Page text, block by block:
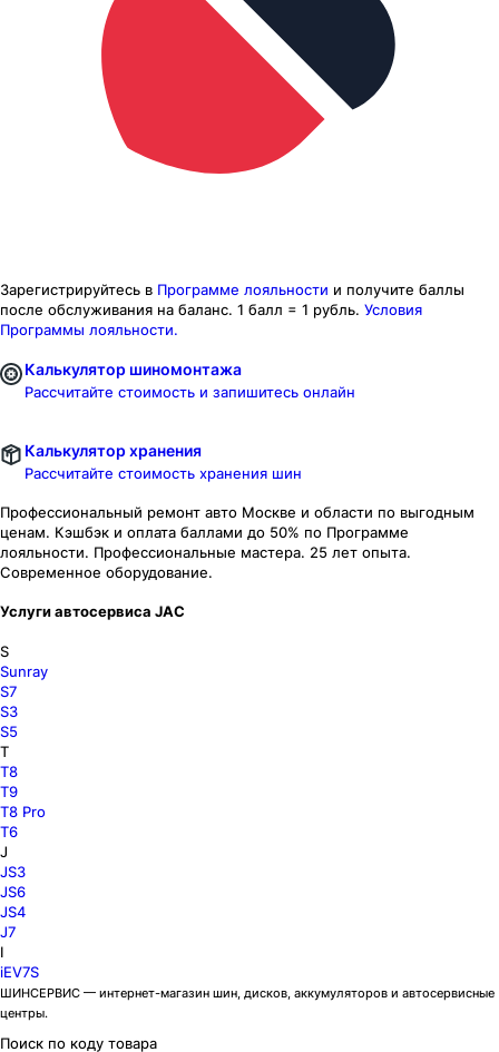
Зарегистрируйтесь в Программе лояльности и получите баллы
после обслуживания на баланс. 1 балл = 1 рубль. Условия
Программы лояльности.
Калькулятор шиномонтажа
Рассчитайте стоимость и запишитесь онлайн
Калькулятор хранения
Рассчитайте стоимость хранения шин
Профессиональный ремонт авто Москве и области по выгодным
ценам. Кэшбэк и оплата баллами до 50% по Программе
лояльности. Профессиональные мастера. 25 лет опыта.
Современное оборудование.
Услуги автосервиса JAC
S
Sunray
S7
S3
S5
T
T8
T9
T8 Pro
T6
J
JS3
JS6
JS4
J7
I
iEV7S
ШИНСЕРВИС — интернет-магазин шин, дисков, аккумуляторов и автосервисные
центры.
Поиск по коду товара